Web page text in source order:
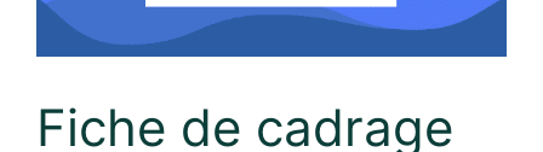
Fiche de cadrage